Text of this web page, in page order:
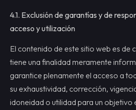
4.1. Exclusión de garantías y de
acceso y utilización
El contenido de este sitio web es de
tiene una finalidad meramente
garantice plenamente el acceso a
su exhaustividad, corrección,
idoneidad o utilidad para un objetivo